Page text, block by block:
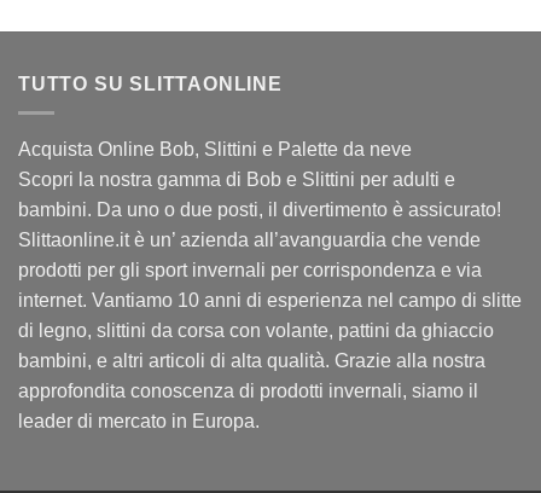
TUTTO SU SLITTAONLINE
Acquista Online Bob, Slittini e Palette da neve
Scopri la nostra gamma di Bob e Slittini per adulti e
bambini. Da uno o due posti, il divertimento è assicurato!
Slittaonline.it è un’ azienda all’avanguardia che vende
prodotti per gli sport invernali per corrispondenza e via
internet. Vantiamo 10 anni di esperienza nel campo di slitte
di legno, slittini da corsa con volante, pattini da ghiaccio
bambini, e altri articoli di alta qualità. Grazie alla nostra
approfondita conoscenza di prodotti invernali, siamo il
leader di mercato in Europa.